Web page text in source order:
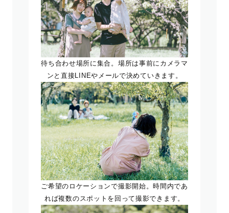
待ち合わせ場所に集合。場所は事前にカメラマ
ンと直接LINEやメールで決めていきます。
ご希望のロケーションで撮影開始。時間内であ
れば複数のスポットを回って撮影できます。